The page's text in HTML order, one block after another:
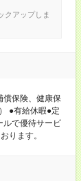
クアップしま
償保険、健康保
●有給休暇●定
ルで優待サービ
ります。